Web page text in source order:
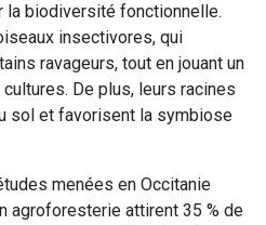
la biodiversité fonctionnelle.
insectivores, qui
ravageurs, tout en jouant un
De plus, leurs racines
sol et favorisent la symbiose
menées en Occitanie
agroforesterie attirent 35 % de